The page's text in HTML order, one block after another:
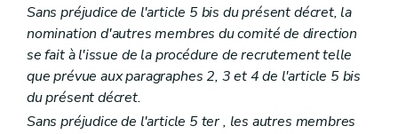
Sans préjudice de l'article 5bis du présent décret, la
nomination d'autres membres du comité de direction
se fait à l'issue de la procédure de recrutement telle
que prévue aux paragraphes 2, 3 et 4 de l'article 5bis
du présent décret.
Sans préjudice de l'article 5ter, les autres membres